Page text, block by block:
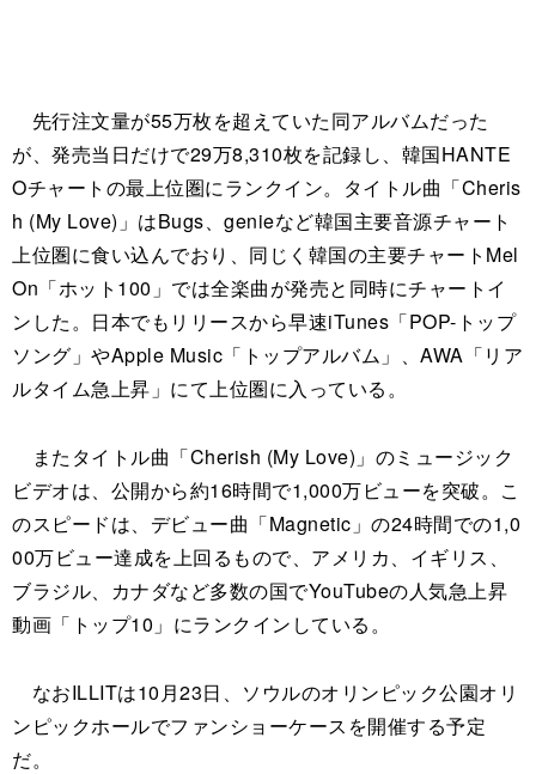
先行注文量が55万枚を超えていた同アルバムだった
が、発売当日だけで29万8,310枚を記録し、韓国HANTE
Oチャートの最上位圏にランクイン。タイトル曲「Cheris
h (My Love)」はBugs、genieなど韓国主要音源チャート
上位圏に食い込んでおり、同じく韓国の主要チャートMel
On「ホット100」では全楽曲が発売と同時にチャートイ
ンした。日本でもリリースから早速iTunes「POP-トップ
ソング」やApple Music「トップアルバム」、AWA「リア
ルタイム急上昇」にて上位圏に入っている。
またタイトル曲「Cherish (My Love)」のミュージック
ビデオは、公開から約16時間で1,000万ビューを突破。こ
のスピードは、デビュー曲「Magnetic」の24時間での1,0
00万ビュー達成を上回るもので、アメリカ、イギリス、
ブラジル、カナダなど多数の国でYouTubeの人気急上昇
動画「トップ10」にランクインしている。
なおILLITは10月23日、ソウルのオリンピック公園オリ
ンピックホールでファンショーケースを開催する予定
だ。